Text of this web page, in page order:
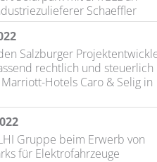
Schaeffler
Salzburger
rechtlich und steuerlich
Hotels Caro & Selig in
Gruppe beim Erwerb von
für Elektrofahrzeuge